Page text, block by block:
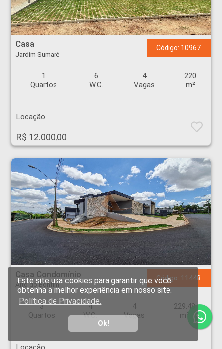
Este site usa cookies para garantir que você
obtenha a melhor experiência em nosso site.
Política de Privacidade.
Ok!
Casa - Jardim Sumaré - Ribeirão Preto
Casa
Jardim Sumaré
Código: 10967
1
Quartos
6
W.C.
4
Vagas
220
m²
Locação
R$ 12.000,00
Casa Condomínio - Alto do Bonfim - Ribeirão Preto
Casa Condomínio
Alto do Bonfim
Código: 11448
3
Quartos
4
W.C.
4
Vagas
229.48
m²
Locação